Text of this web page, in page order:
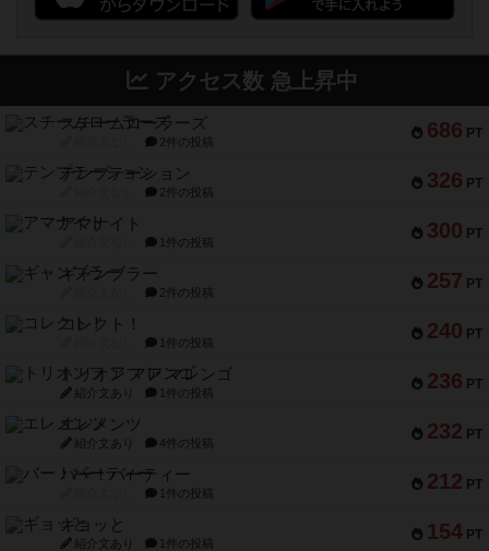
アクセス数 急上昇中
686 PT
スチームローラーズ
2件の投稿
326 PT
テンプテーション
2件の投稿
300 PT
アマナイト
1件の投稿
257 PT
ギャンブラー
2件の投稿
240 PT
コレクト！
1件の投稿
236 PT
トリオンフ ア マレンゴ
紹介文あり 1件の投稿
232 PT
エレメンツ
紹介文あり 4件の投稿
212 PT
バー！パーティー
1件の投稿
154 PT
ギョッと
紹介文あり 1件の投稿